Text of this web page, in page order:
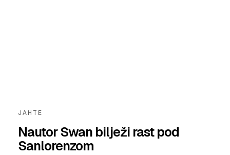
JAHTE
Nautor Swan bilježi rast pod
Sanlorenzom